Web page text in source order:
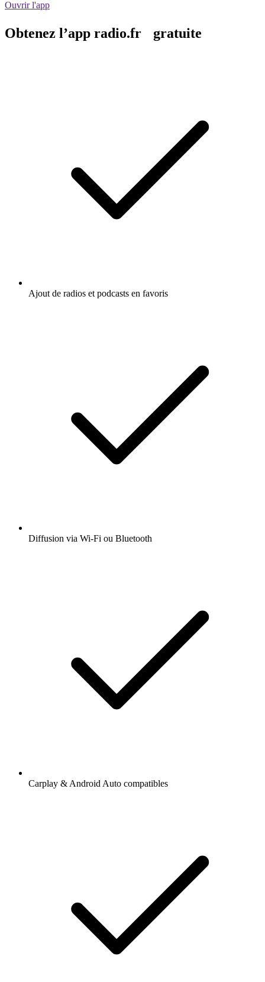
Ouvrir l'app
Obtenez l’app radio.fr gratuite
Ajout de radios et podcasts en favoris
Diffusion via Wi-Fi ou Bluetooth
Carplay & Android Auto compatibles